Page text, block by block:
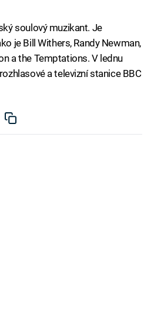
soulový muzikant. Je
je Bill Withers, Randy Newman,
a the Temptations. V lednu
a televizní stanice BBC